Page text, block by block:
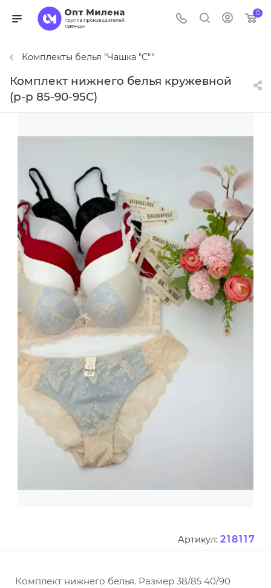
0
Комплекты белья "Чашка "C""
Комплект нижнего белья кружевной
(р-р 85-90-95С)
Артикул: 218117
Комплект нижнего белья. Размер 38/85 40/90